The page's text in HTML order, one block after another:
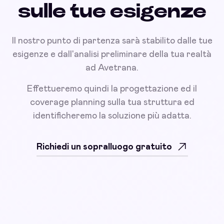
sulle tue esigenze
Il nostro punto di partenza sarà stabilito dalle tue
esigenze e dall'analisi preliminare della tua realtà
ad Avetrana.
Effettueremo quindi la progettazione ed il
coverage planning sulla tua struttura ed
identificheremo la soluzione più adatta.
Richiedi un sopralluogo gratuito